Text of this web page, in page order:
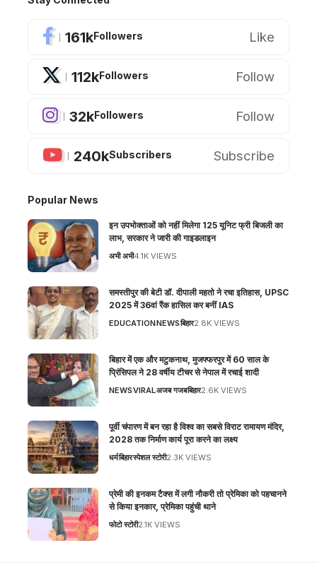
161kFollowers Like
112kFollowers Follow
32kFollowers Follow
240kSubscribers Subscribe
Popular News
इन उपभोक्ताओं को नहीं मिलेगा 125 यूनिट फ्री बिजली का
लाभ, सरकार ने जारी की गाइडलाइन
अभी अभी4.1K VIEWS
समस्तीपुर की बेटी डॉ. दीपाली महतो ने रचा इतिहास, UPSC
2025 में 36वां रैंक हासिल कर बनीं IAS
EDUCATIONNEWSबिहार2.8K VIEWS
बिहार में एक और मटुकनाथ, मुजफ्फरपुर में 60 साल के
प्रिंसिपल ने 28 वर्षीय टीचर से नेपाल में रचाई शादी
NEWSVIRALअजब गजबबिहार2.6K VIEWS
पूर्वी चंपारण में बन रहा है विश्व का सबसे विराट रामायण मंदिर,
2028 तक निर्माण कार्य पूरा करने का लक्ष्य
धर्मबिहारस्पेशल स्टोरी2.3K VIEWS
प्रेमी की इनकम टैक्स में लगी नौकरी तो प्रेमिका को पहचानने
से किया इनकार, प्रेमिका पहुंची थाने
फोटो स्टोरी2.1K VIEWS